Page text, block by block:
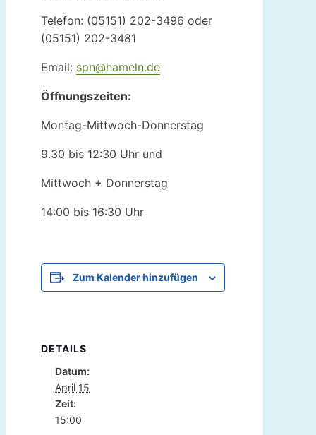
Telefon: (05151) 202-3496 oder
(05151) 202-3481
Email: spn@hameln.de
Öffnungszeiten:
Montag-Mittwoch-Donnerstag
9.30 bis 12:30 Uhr und
Mittwoch + Donnerstag
14:00 bis 16:30 Uhr
Zum Kalender hinzufügen
DETAILS
Datum:
April 15
Zeit:
15:00